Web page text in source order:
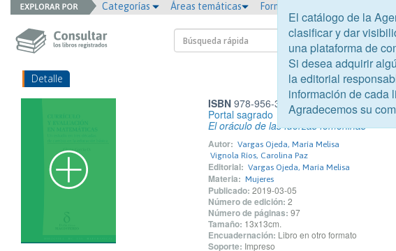
Categorías Áreas temáticas Formato
Detalle
ISBN978-956-398-624-2
Portal sagrado
El oráculo de las fuerzas femeninas
Autor: Vargas Ojeda, María Melisa
Vignola Ríos, Carolina Paz
Editorial: Vargas Ojeda, María Melisa
Materia: Mujeres
Publicado: 2019-03-05
Número de edición: 2
Número de páginas: 97
Tamaño: 13x13cm.
Encuadernación: Libro en otro formato
Soporte: Impreso
El catálogo de la
clasificar y dar
una plataforma de
Si desea adquirir
la editorial
información de cada
Agradecemos su